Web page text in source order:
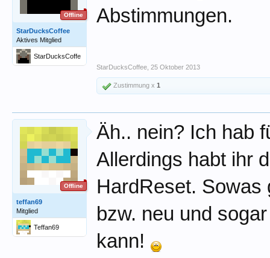
Offline
StarDucksCoffee
Aktives Mitglied
StarDucksCoffe
e
Abstimmungen.
StarDucksCoffee 25 Oktober 2013
Zustimmung x 1
Offline
teffan69
Mitglied
Teffan69
Äh.. nein? Ich hab
Allerdings habt ihr
HardReset. Sowas
bzw. neu und
kann!